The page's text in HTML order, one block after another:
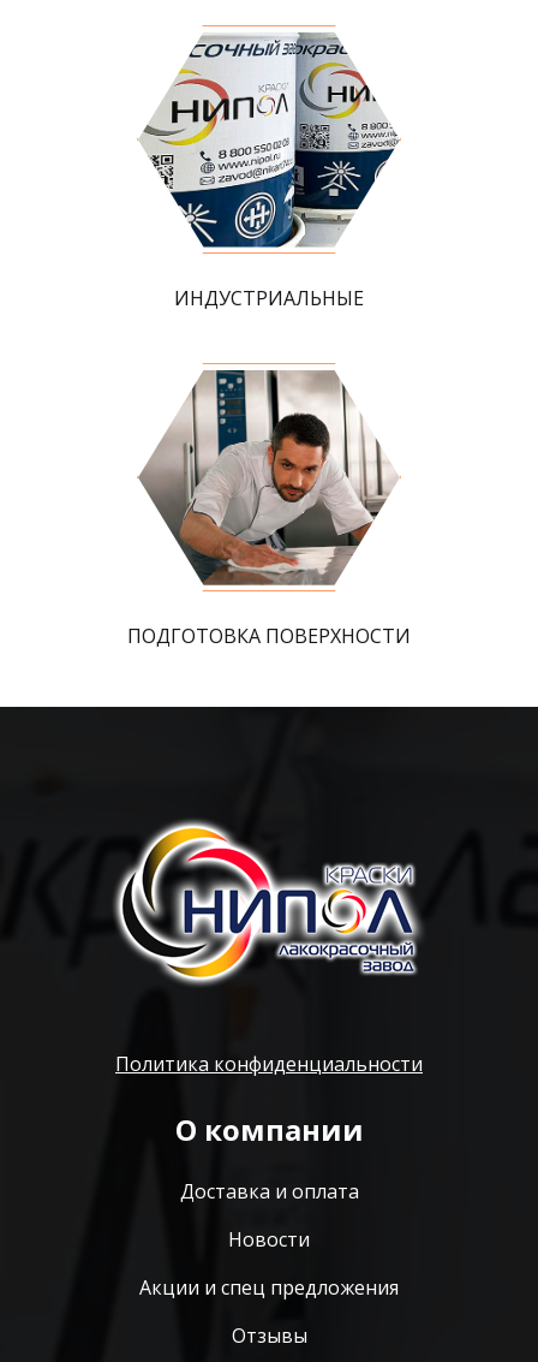
ИНДУСТРИАЛЬНЫЕ
ПОДГОТОВКА ПОВЕРХНОСТИ
Политика конфиденциальности
О компании
Доставка и оплата
Новости
Акции и спец предложения
Отзывы